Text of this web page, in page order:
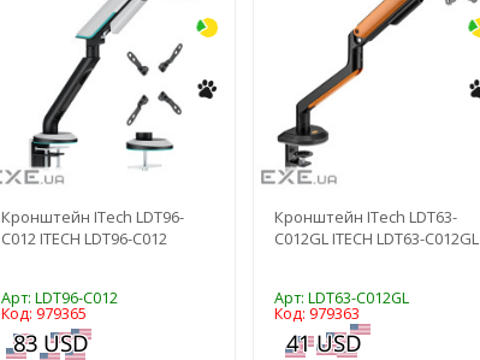
Кронштейн ITech LDT96-
C012 ITECH LDT96-C012
Арт: LDT96-C012
Код: 979365
Кронштейн ITech LDT63-
C012GL ITECH LDT63-C012GL
Арт: LDT63-C012GL
Код: 979363